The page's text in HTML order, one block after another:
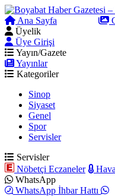
Ana Sayfa
Üyelik
Üye Girişi
Yayın/Gazete
Yayınlar
Kategoriler
Sinop
Siyaset
Genel
Spor
Servisler
Servisler
Nöbetçi Eczaneler
WhatsApp
WhatsApp İhbar Hattı